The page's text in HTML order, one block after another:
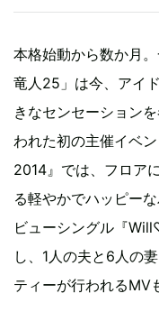
本格始動から数か月
竜人25」は今、アイ
きなセンセーション
われた初の主催イベ
2014』では、フロア
る軽やかでハッピー
ビューシングル『
し、1人の夫と6人の
ティーが行われるMV